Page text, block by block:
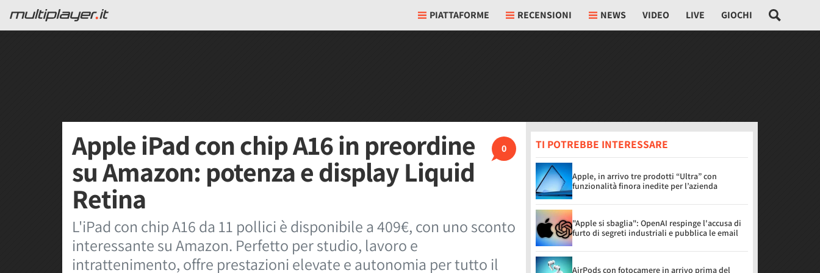
PIATTAFORME RECENSIONI NEWS VIDEO LIVE GIOCHI
0
Apple iPad con chip A16 in preordine
su Amazon: potenza e display Liquid
Retina
L'iPad con chip A16 da 11 pollici è disponibile a 409€, con uno sconto
interessante su Amazon. Perfetto per studio, lavoro e
intrattenimento, offre prestazioni elevate e autonomia per tutto il
TI POTREBBE INTERESSARE
Apple, in arrivo tre prodotti “Ultra” con
funzionalità finora inedite per l’azienda
"Apple si sbaglia": OpenAI respinge l'accusa di
furto di segreti industriali e pubblica le email
AirPods con fotocamere in arrivo prima del